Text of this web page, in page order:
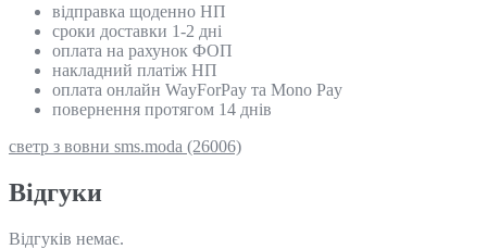
відправка щоденно НП
сроки доставки 1-2 дні
оплата на рахунок ФОП
накладний платіж НП
оплата онлайн WayForPay та Mono Pay
повернення протягом 14 днів
светр з вовни sms.moda (26006)
Відгуки
Відгуків немає.